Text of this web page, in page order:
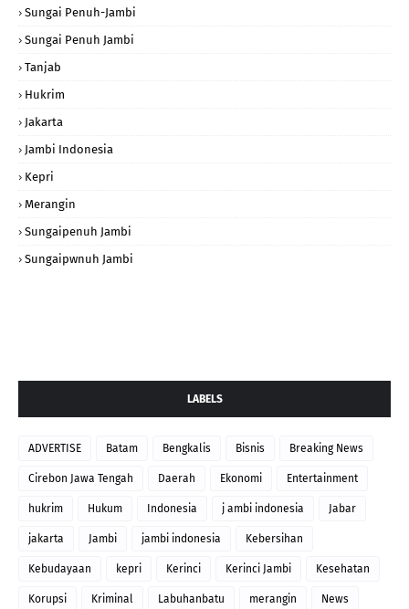
Sungai Penuh-Jambi
Sungai Penuh Jambi
Tanjab
Hukrim
Jakarta
Jambi Indonesia
Kepri
Merangin
Sungaipenuh Jambi
Sungaipwnuh Jambi
LABELS
ADVERTISE Batam Bengkalis Bisnis Breaking News
Cirebon Jawa Tengah Daerah Ekonomi Entertainment
hukrim Hukum Indonesia j ambi indonesia Jabar
jakarta Jambi jambi indonesia Kebersihan
Kebudayaan kepri Kerinci Kerinci Jambi Kesehatan
Korupsi Kriminal Labuhanbatu merangin News